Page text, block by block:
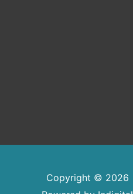
Copyright © 2026